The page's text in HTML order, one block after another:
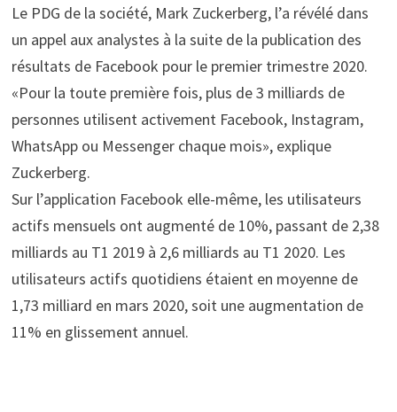
Le PDG de la société, Mark Zuckerberg, l’a révélé dans
un appel aux analystes à la suite de la publication des
résultats de Facebook pour le premier trimestre 2020.
«Pour la toute première fois, plus de 3 milliards de
personnes utilisent activement Facebook, Instagram,
WhatsApp ou Messenger chaque mois», explique
Zuckerberg.
Sur l’application Facebook elle-même, les utilisateurs
actifs mensuels ont augmenté de 10%, passant de 2,38
milliards au T1 2019 à 2,6 milliards au T1 2020. Les
utilisateurs actifs quotidiens étaient en moyenne de
1,73 milliard en mars 2020, soit une augmentation de
11% en glissement annuel.